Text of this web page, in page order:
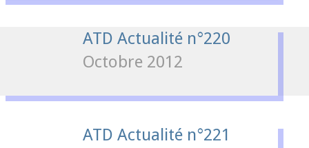
ATD Actualité n°220
Octobre 2012
ATD Actualité n°221